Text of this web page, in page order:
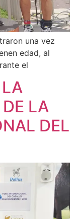
una vez
edad, al
el
LA
DEL